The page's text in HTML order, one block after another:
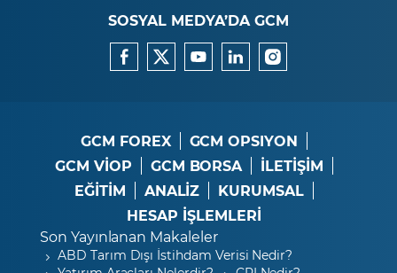
SOSYAL MEDYA’DA GCM
GCM FOREX
GCM OPSIYON
GCM VİOP
GCM BORSA
İLETİŞİM
EĞİTİM
ANALİZ
KURUMSAL
HESAP İŞLEMLERİ
Son Yayınlanan Makaleler
ABD Tarım Dışı İstihdam Verisi Nedir?